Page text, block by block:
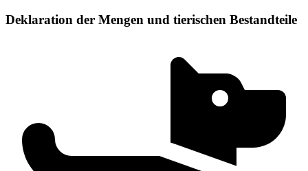
Deklaration der Mengen und tierischen Bestandteile